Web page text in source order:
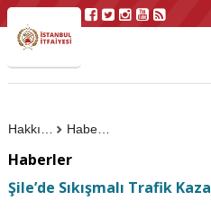
Haberler
Haberler
Şile’de Sıkışmalı Trafik